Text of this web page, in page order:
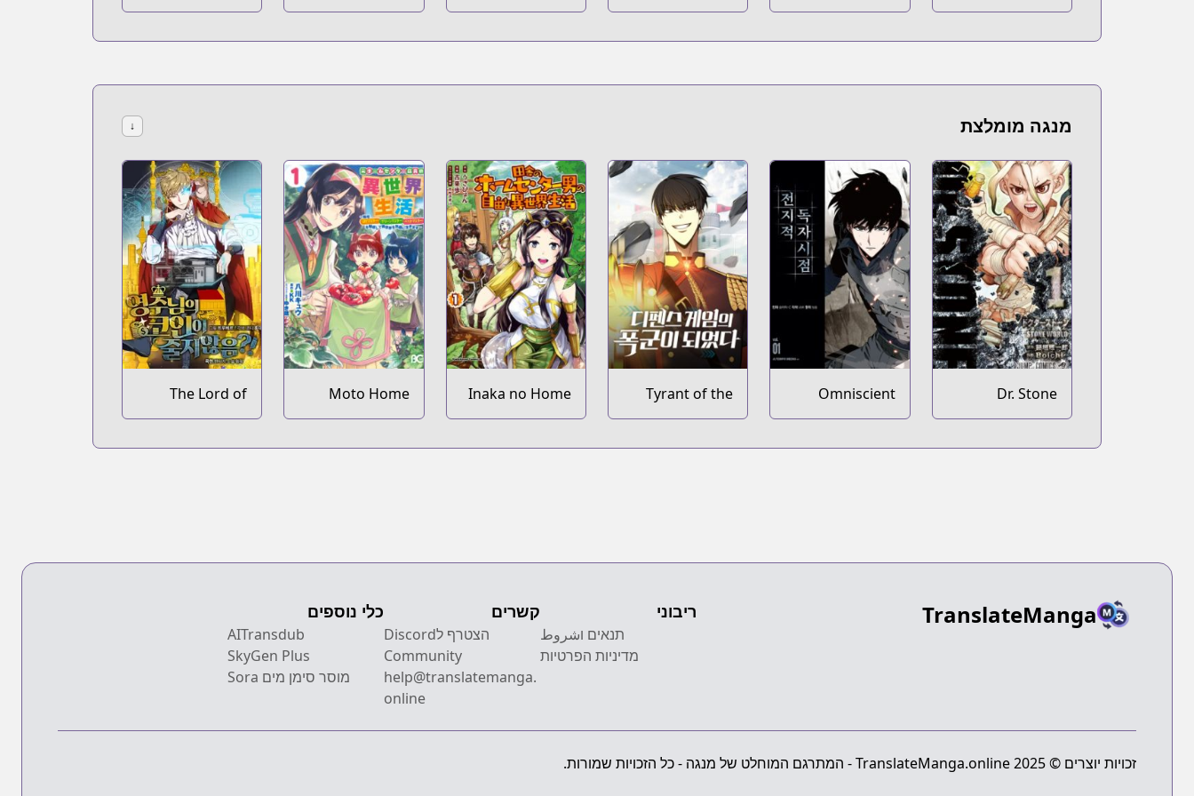
Naver Webtoon
מנגה מומלצת ↓
Dr. Stone
Omniscient
Reader's
Tyrant of the
Tower Defense
Inaka no Home
Center Otoko
Moto Home
Center Tenin no
Isekai wo
Ikimasu
The Lord of
Coins
TranslateManga ריבוני
תנאים וشروط
מדיניות הפרטיות
קשרים
הצטרף לDiscord
Community
help@translatemanga.
online
כלי נוספים
AITransdub
SkyGen Plus
מוסר סימן מים Sora
זכויות יוצרים © 2025 TranslateManga.online - המתרגם המוחלט של מנגה - כל הזכויות שמורות.